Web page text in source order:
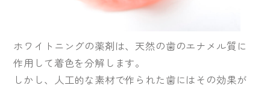
ホワイトニングの薬剤は、天然の歯のエナメル質に
作用して着色を分解します。
しかし、人工的な素材で作られた歯にはその効果が